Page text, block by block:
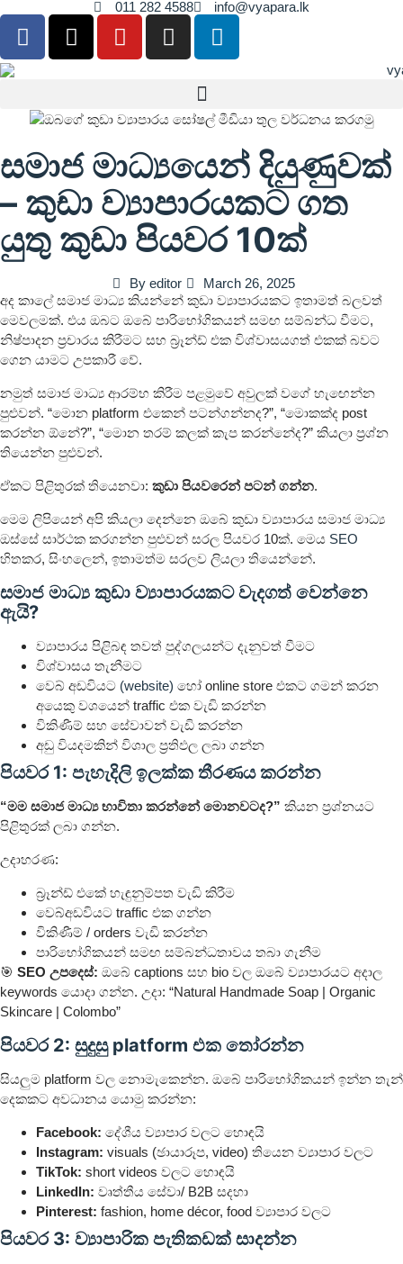
011 282 4588 info@vyapara.lk
සමාජ මාධ්‍යයෙන් දියුණුවක්
– කුඩා ව්‍යාපාරයකට ගත
යුතු කුඩා පියවර 10ක්
By editor
March 26, 2025
අද කාලේ සමාජ මාධ්‍ය කියන්නේ කුඩා ව්‍යාපාරයකට ඉතාමත් බලවත්
මෙවලමක්. එය ඔබට ඔබේ පාරිභෝගිකයන් සමඟ සම්බන්ධ වීමට,
නිෂ්පාදන ප්‍රචාරය කිරීමට සහ බ්‍රෑන්ඩ් එක විශ්වාසයගත් එකක් බවට
ගෙන යාමට උපකාරී වේ.
නමුත් සමාජ මාධ්‍ය ආරම්භ කිරීම පළමුවේ අවුලක් වගේ හැඟෙන්න
පුළුවන්. “මොන platform එකෙන් පටන්ගන්නද?”, “මොකක්ද post
කරන්න ඕනේ?”, “මොන තරම් කලක් කැප කරන්නේද?” කියලා ප්‍රශ්න
තියෙන්න පුළුවන්.
ඒකට පිළිතුරක් තියෙනවා: කුඩා පියවරෙන් පටන් ගන්න.
මෙම ලිපියෙන් අපි කියලා දෙන්නෙ ඔබේ කුඩා ව්‍යාපාරය සමාජ මාධ්‍ය
ඔස්සේ සාර්ථක කරගන්න පුළුවන් සරල පියවර 10ක්. මෙය SEO
හිතකර, සිංහලෙන්, ඉතාමත්ම සරලව ලියලා තියෙන්නේ.
සමාජ මාධ්‍ය කුඩා ව්‍යාපාරයකට වැදගත් වෙන්නෙ
ඇයි?
ව්‍යාපාරය පිළිබඳ තවත් පුද්ගලයන්ට දැනුවත් වීමට
විශ්වාසය තැනීමට
වෙබ් අඩවියට (website) හෝ online store එකට ගමන් කරන
අයෙකු වශයෙන් traffic එක වැඩි කරන්න
විකිණීම් සහ සේවාවන් වැඩි කරන්න
අඩු වියදමකින් විශාල ප්‍රතිඵල ලබා ගන්න
පියවර 1: පැහැදිලි ඉලක්ක තීරණය කරන්න
“මම සමාජ මාධ්‍ය භාවිතා කරන්නේ මොනවටද?” කියන ප්‍රශ්නයට
පිළිතුරක් ලබා ගන්න.
උදාහරණ:
බ්‍රෑන්ඩ් එකේ හැඳුනුම්පත වැඩි කිරීම
වෙබ්අඩවියට traffic එක ගන්න
විකිණීම් / orders වැඩි කරන්න
පාරිභෝගිකයන් සමඟ සම්බන්ධතාවය තබා ගැනීම
🎯 SEO උපදෙස්: ඔබේ captions සහ bio වල ඔබේ ව්‍යාපාරයට අදාල
keywords යොදා ගන්න. උදා: “Natural Handmade Soap | Organic
Skincare | Colombo”
පියවර 2: සුදුසු platform එක තෝරන්න
සියලුම platform වල නොමැකෙන්න. ඔබේ පාරිභෝගිකයන් ඉන්න තැන්
දෙකකට අවධානය යොමු කරන්න:
Facebook: දේශීය ව්‍යාපාර වලට හොඳයි
Instagram: visuals (ඡායාරූප, video) තියෙන ව්‍යාපාර වලට
TikTok: short videos වලට හොඳයි
LinkedIn: වෘත්තීය සේවා/ B2B සදහා
Pinterest: fashion, home décor, food ව්‍යාපාර වලට
පියවර 3: ව්‍යාපාරික පැතිකඩක් සාදන්න